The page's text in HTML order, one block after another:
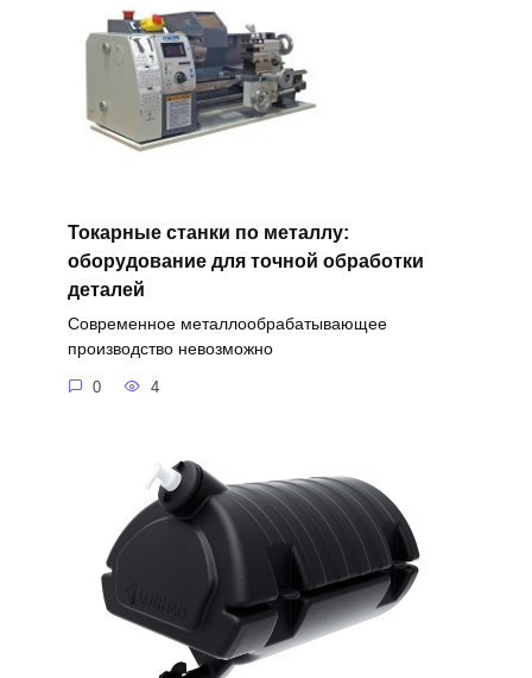
Токарные станки по металлу:
оборудование для точной обработки
деталей
Современное металлообрабатывающее
производство невозможно
0 4